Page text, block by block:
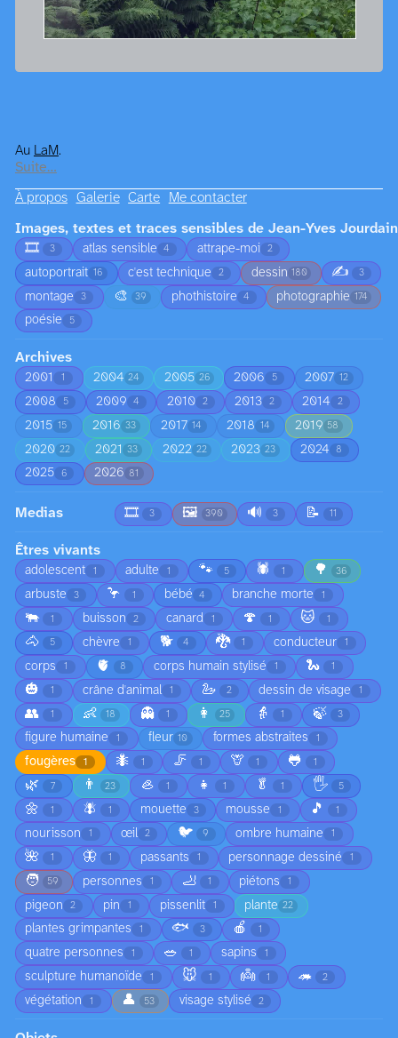
Au LaM.
Suite…
À propos Galerie Carte Me contacter
Images, textes et traces sensibles de Jean-Yves Jourdain
🎞️
3 atlas sensible 4 attrape-moi 2
autoportrait 16 c'est technique 2 dessin 180 ✍️ 3
montage 3 🎨 39 phothistoire 4 photographie 174
poésie 5
Archives
2001 1 2004 24 2005 26 2006 5 2007 12
2008 5 2009 4 2010 2 2013 2 2014 2
2015 15 2016 33 2017 14 2018 14 2019 58
2020 22 2021 33 2022 22 2023 23 2024 8
2025 6 2026 81
Medias 🎞️ 3 🖼️ 390 🔊 3 📝 11
Êtres vivants
adolescent 1 adulte 1 🐾 5 🕷️ 1 🌳 36
arbuste 3 🦩 1 bébé 4 branche morte 1
🐃 1 buisson 2 canard 1 🍄 1 🐱 1
🐴 5 chèvre 1 🐕 4 🐉 1 conducteur 1
corps 1 🫀 8 corps humain stylisé 1 🐍 1
🎃 1 crâne d'animal 1 🦢 2 dessin de visage 1
👥 1 👶 18 👻 1 👩 25 👵 1 🍃 3
figure humaine 1 fleur 10 formes abstraites 1
fougères 1 🐜 1 🦵 1 🦒 1 🐸 1
🌿 7 👨 23 🦪 1 👧 1 🥬 1 🖐️ 5
🌼 1 🪰 1 mouette 3 mousse 1 🎵 1
nourisson 1 œil 2 🐦 9 ombre humaine 1
🌺 1 🦋 1 passants 1 personnage dessiné 1
🧑 59 personnes 1 🦶 1 piétons 1
pigeon 2 pin 1 pissenlit 1 plante 22
plantes grimpantes 1 🐟 3 🍎 1
quatre personnes 1 🥗 1 sapins 1
sculpture humanoïde 1 🐭 1 👼 1 🦔 2
végétation 1 👤 53 visage stylisé 2